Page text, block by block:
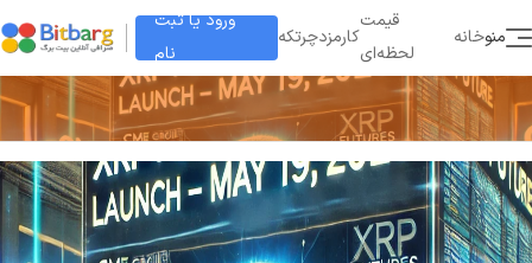
ورود یا ثبت
نام
چرتکهکارمزد
قیمت
لحظه‌ای
خانهمنو